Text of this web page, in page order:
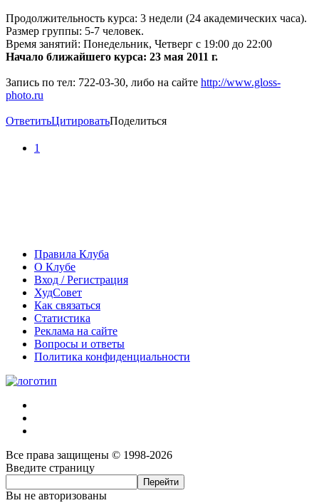
Продолжительность курса: 3 недели (24 академических часа).
Размер группы: 5-7 человек.
Время занятий: Понедельник, Четверг с 19:00 до 22:00
Начало ближайшего курса: 23 мая 2011 г.
Запись по тел: 722-03-30, либо на сайте http://www.gloss-
photo.ru
ОтветитьЦитироватьПоделиться
1
Правила Клуба
О Клубе
Вход / Регистрация
ХудСовет
Как связаться
Статистика
Реклама на сайте
Вопросы и ответы
Политика конфиденциальности
Все права защищены © 1998-2026
Введите страницу
Вы не авторизованы